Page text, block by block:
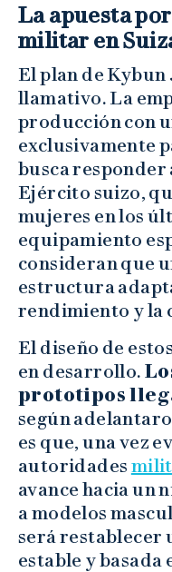
La apuesta
militar en
El plan de
llamativo. La
producción con
exclusivamente
busca responder
Ejército suizo,
mujeres en los
equipamiento
consideran que
estructura
rendimiento y la
El diseño de
en desarrollo.
prototipos
según
es que, una vez
autoridades
avance hacia un
a modelos
será restablecer
estable y basada